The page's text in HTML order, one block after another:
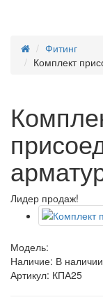
Фитинг
Комплект
Лидер продаж!
Модель:
Наличие: В наличии
Артикул: КПА25